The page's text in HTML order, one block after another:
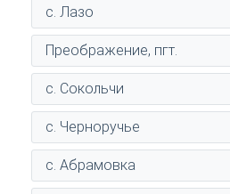
с. Лазо
Преображение, пгт.
с. Сокольчи
с. Черноручье
с. Абрамовка